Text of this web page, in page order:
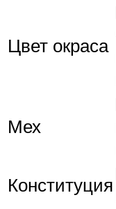
Цвет окраса
Мех
Конституция